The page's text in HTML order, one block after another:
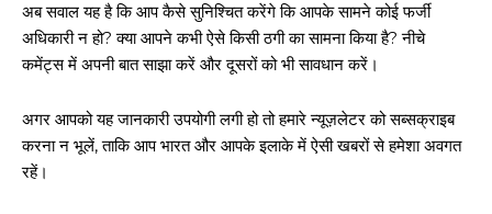
अब सवाल यह है कि आप कैसे सुनिश्चित करेंगे कि आपके सामने कोई फर्जी
अधिकारी न हो? क्या आपने कभी ऐसे किसी ठगी का सामना किया है? नीचे
कमेंट्स में अपनी बात साझा करें और दूसरों को भी सावधान करें।
अगर आपको यह जानकारी उपयोगी लगी हो तो हमारे न्यूज़लेटर को सब्सक्राइब
करना न भूलें, ताकि आप भारत और आपके इलाके में ऐसी खबरों से हमेशा अवगत
रहें।